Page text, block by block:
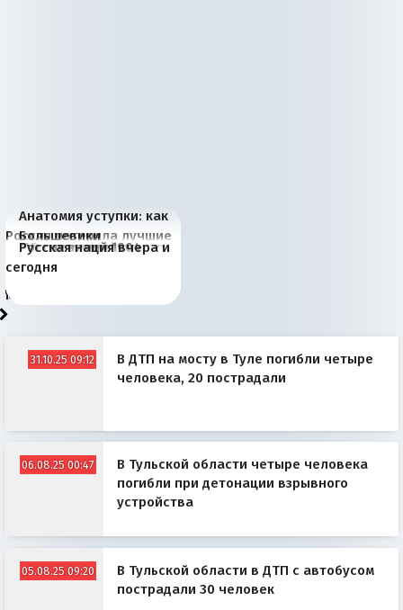
Июньская жара в
Европе и озоновые
дыры
Анатомия уступки: как
Россия потеряла лучшие
рыбопромысловые
районы Баренцева
моря
Большевики
отличаются от «Яблока»
тем, что они -
победители
Киевская марионетка
Запада рассказала о
«переобувании» хозяев
В России назрели
перемены: 15 шагов к
суверенной экономике
Миграционный пожар
Европы
Россия начинает
сбрасывать балласт
Анкориджа
Россия зимой 1904
года: первые уступки во
внутренней политике
Русская нация вчера и
сегодня
31.10.25 09:12
В ДТП на мосту в Туле погибли четыре
человека, 20 пострадали
06.08.25 00:47
В Тульской области четыре человека
погибли при детонации взрывного
устройства
05.08.25 09:20
В Тульской области в ДТП с автобусом
пострадали 30 человек